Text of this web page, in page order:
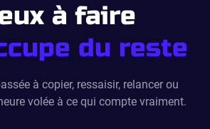
à faire
du reste
à copier, ressaisir, relancer ou
volée à ce qui compte vraiment.